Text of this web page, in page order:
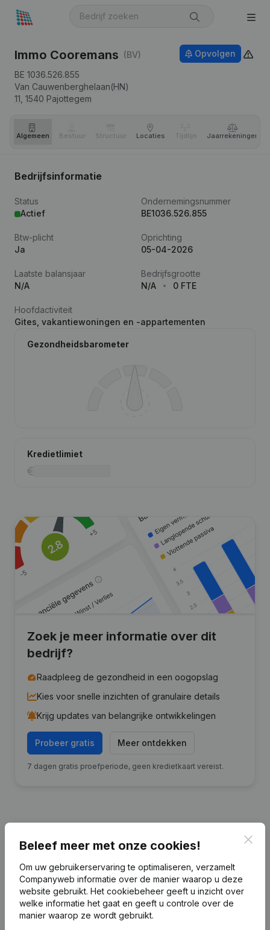
Immo Cooremans (BV)
BE 1036.526.855
Van Cauwenberghelaan(HN)
11, 1540 Pajottegem
Opvolgen
Algemeen Bestuur Structuur Locaties Tijdlijn Jaar­rekeningen
Bedrijfsinformatie
Status
Actief
Ondernemingsnummer
BE1036.526.855
Btw-plicht
Ja
Oprichting
05-04-2026
Laatste balansjaar
N/A
Bedrijfsgrootte
N/A
0 FTE
Hoofdactiviteit
Gites, vakantiewoningen en -appartementen
Gezondheidsbarometer
Kredietlimiet
Zoek je meer informatie over dit
bedrijf?
Raadpleeg de gezondheid in een oogopslag
Kies voor snelle inzichten of granulaire details
Krijg updates van belangrijke ontwikkelingen
Probeer gratis Meer ontdekken
7 dagen gratis proefperiode, geen kredietkaart vereist.
Publicatiesvan Immo Cooremans
Datum Publicatie
08-04-2026
Rubriek Oprichting (Nieuwe
Rechtspersoon, Opening Bijkantoor,
Beleef meer met onze cookies!
Om uw gebruikerservaring te optimaliseren, verzamelt
Companyweb informatie over de manier waarop u deze
website gebruikt. Het cookiebeheer geeft u inzicht over
welke informatie het gaat en geeft u controle over de
manier waarop ze wordt gebruikt.